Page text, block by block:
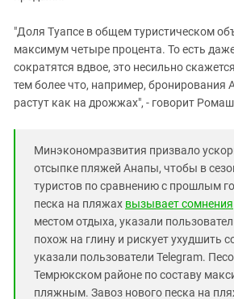
"Доля Туапсе в общем туристическом
максимум четыре процента. То есть
сократятся вдвое, это несильно
тем более что, например, бронирования
растут как на дрожжах", - говорит
Минэкономразвития призвало
отсыпке пляжей Анапы, чтобы в
туристов по сравнению с прошлым
песка на пляжах вызывает сомнения
местом отдыха, указали
похож на глину и рискует ухудшить
указали пользователи Telegram.
Темрюкском районе по составу
пляжным. Завоз нового песка на